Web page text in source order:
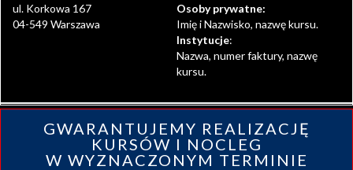
ul. Korkowa 167
04-549 Warszawa
Osoby prywatne:
Imię i Nazwisko, nazwę kursu.
Instytucje:
Nazwa, numer faktury, nazwę
kursu.
GWARANTUJEMY REALIZACJĘ
KURSÓW I NOCLEG
W WYZNACZONYM TERMINIE